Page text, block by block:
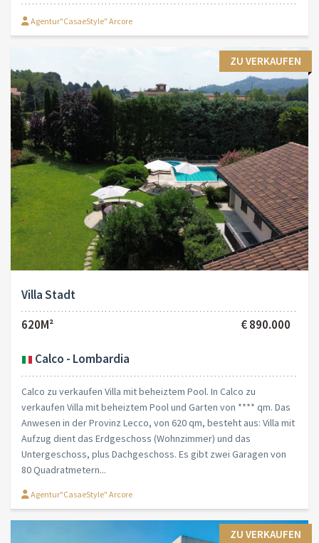
Agentur"CasaeStyle" Arcore
ZU VERKAUFEN
Villa Stadt
620M²
€ 890.000
Calco - Lombardia
Calco zu verkaufen Villa mit beheiztem Pool. In Calco zu
verkaufen Villa mit beheiztem Pool und Garten von **** qm. Das
Anwesen in der Provinz Lecco, von 620 qm, besteht aus: Villa mit
Aufzug dient das Erdgeschoss (Wohnzimmer) und das
Untergeschoss, plus Dachgeschoss. Es gibt zwei Garagen von
80 Quadratmetern...
Agentur"CasaeStyle" Arcore
ZU VERKAUFEN